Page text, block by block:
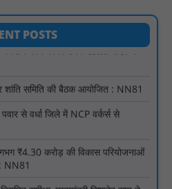
POSTS
शांति समिति की बैठक आयोजित : NN81
से वर्धा जिले में NCP वर्कर्स से
₹4.30 करोड़ की विकास परियोजनाओं
समीक्षा, मुख्यमंत्री विष्णुदेव साय ने
के गांव, नियद नेल्लानार ग्रामों में बढ़ी